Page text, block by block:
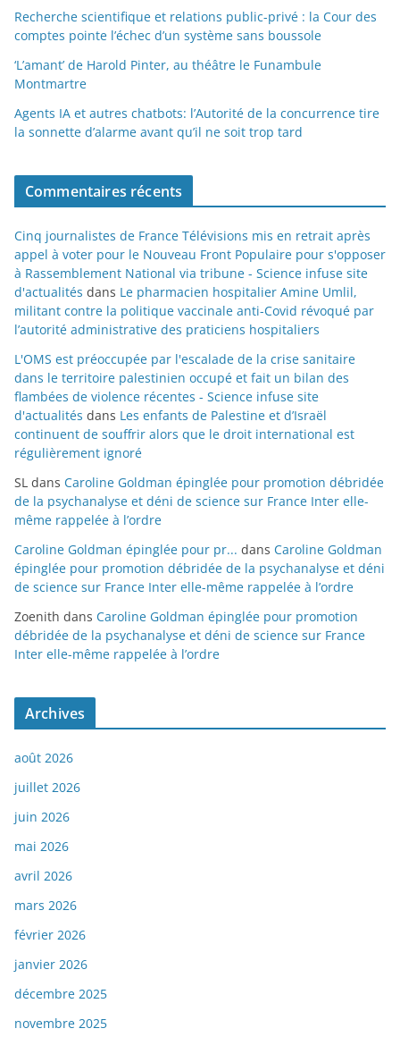
Recherche scientifique et relations public-privé : la Cour des
comptes pointe l’échec d’un système sans boussole
‘L’amant’ de Harold Pinter, au théâtre le Funambule
Montmartre
Agents IA et autres chatbots: l’Autorité de la concurrence tire
la sonnette d’alarme avant qu’il ne soit trop tard
Commentaires récents
Cinq journalistes de France Télévisions mis en retrait après
appel à voter pour le Nouveau Front Populaire pour s'opposer
à Rassemblement National via tribune - Science infuse site
d'actualités dans Le pharmacien hospitalier Amine Umlil,
militant contre la politique vaccinale anti-Covid révoqué par
l’autorité administrative des praticiens hospitaliers
L'OMS est préoccupée par l'escalade de la crise sanitaire
dans le territoire palestinien occupé et fait un bilan des
flambées de violence récentes - Science infuse site
d'actualités dans Les enfants de Palestine et d’Israël
continuent de souffrir alors que le droit international est
régulièrement ignoré
SL dans Caroline Goldman épinglée pour promotion débridée
de la psychanalyse et déni de science sur France Inter elle-
même rappelée à l’ordre
Caroline Goldman épinglée pour pr... dans Caroline Goldman
épinglée pour promotion débridée de la psychanalyse et déni
de science sur France Inter elle-même rappelée à l’ordre
Zoenith dans Caroline Goldman épinglée pour promotion
débridée de la psychanalyse et déni de science sur France
Inter elle-même rappelée à l’ordre
Archives
août 2026
juillet 2026
juin 2026
mai 2026
avril 2026
mars 2026
février 2026
janvier 2026
décembre 2025
novembre 2025